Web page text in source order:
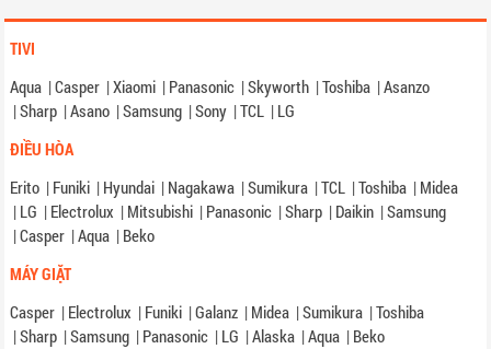
TIVI
Aqua |Casper |Xiaomi | Panasonic |Skyworth |Toshiba |Asanzo
|Sharp |Asano |Samsung |Sony |TCL | LG
ĐIỀU HÒA
Erito | Funiki | Hyundai | Nagakawa |Sumikura |TCL |Toshiba | Midea
| LG | Electrolux | Mitsubishi | Panasonic |Sharp | Daikin |Samsung
|Casper |Aqua | Beko
MÁY GIẶT
Casper | Electrolux | Funiki |Galanz | Midea |Sumikura |Toshiba
|Sharp |Samsung | Panasonic | LG |Alaska |Aqua | Beko